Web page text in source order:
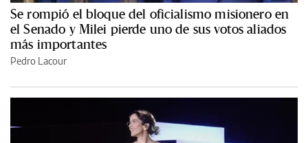
Se rompió el bloque del oficialismo misionero en
el Senado y Milei pierde uno de sus votos aliados
más importantes
Pedro Lacour